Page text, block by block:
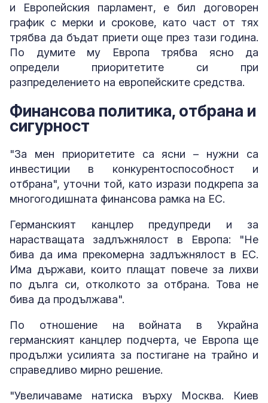
и Европейския парламент, е бил договорен
график с мерки и срокове, като част от тях
трябва да бъдат приети още през тази година.
По думите му Европа трябва ясно да
определи приоритетите си при
разпределението на европейските средства.
Финансова политика, отбрана и
сигурност
"За мен приоритетите са ясни – нужни са
инвестиции в конкурентоспособност и
отбрана", уточни той, като изрази подкрепа за
многогодишната финансова рамка на ЕС.
Германският канцлер предупреди и за
нарастващата задлъжнялост в Европа: "Не
бива да има прекомерна задлъжнялост в ЕС.
Има държави, които плащат повече за лихви
по дълга си, отколкото за отбрана. Това не
бива да продължава".
По отношение на войната в Украйна
германският канцлер подчерта, че Европа ще
продължи усилията за постигане на трайно и
справедливо мирно решение.
"Увеличаваме натиска върху Москва. Киев